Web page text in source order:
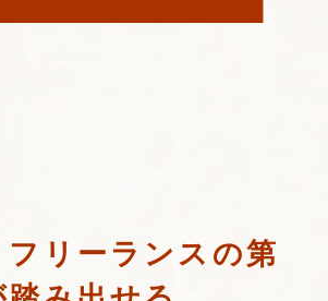
フリーランスの第